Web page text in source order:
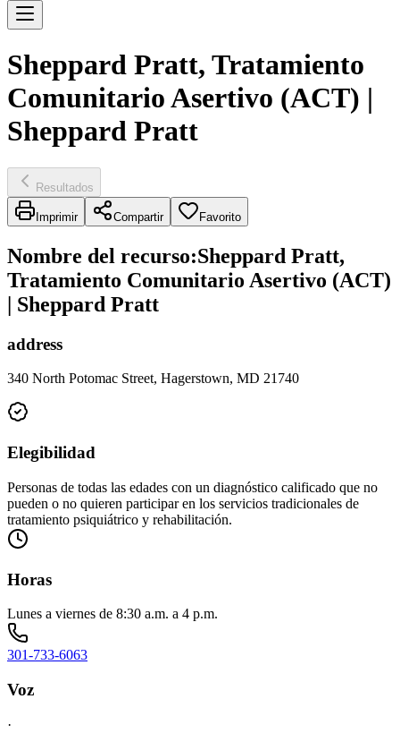
Sheppard Pratt, Tratamiento
Comunitario Asertivo (ACT) |
Sheppard Pratt
Resultados
Imprimir Compartir Favorito
Nombre del recurso:Sheppard Pratt,
Tratamiento Comunitario Asertivo (ACT)
| Sheppard Pratt
address
340 North Potomac Street, Hagerstown, MD 21740
Elegibilidad
Personas de todas las edades con un diagnóstico calificado que no
pueden o no quieren participar en los servicios tradicionales de
tratamiento psiquiátrico y rehabilitación.
Horas
Lunes a viernes de 8:30 a.m. a 4 p.m.
301-733-6063
Voz
·